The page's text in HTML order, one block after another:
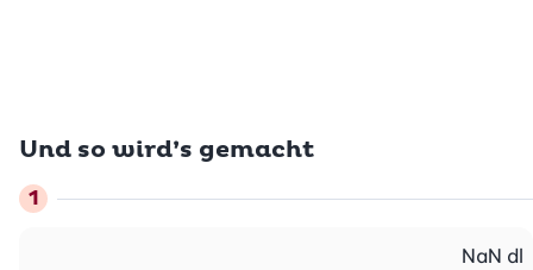
Und so wird’s gemacht
NaN dl